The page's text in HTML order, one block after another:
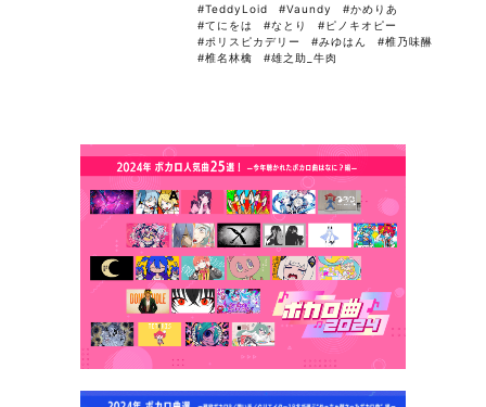
#TeddyLoid
#Vaundy
#かめりあ
#てにをは
#なとり
#ピノキオピー
#ポリスピカデリー
#みゆはん
#椎乃味醂
#椎名林檎
#雄之助_牛肉